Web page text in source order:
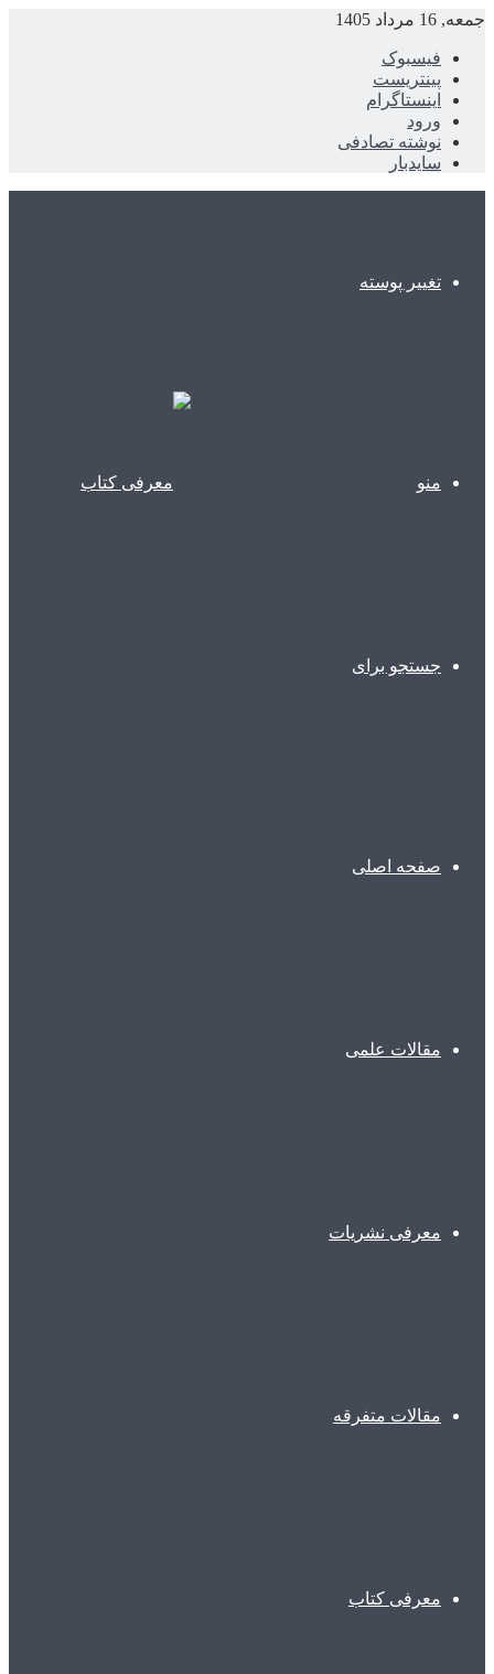
جمعه, 16 مرداد 1405
فیسبوک
پینتریست
اینستاگرام
ورود
نوشته تصادفی
سایدبار
تغییر پوسته
منو
جستجو برای
صفحه اصلی
مقالات علمی
معرفی نشریات
مقالات متفرقه
معرفی کتاب